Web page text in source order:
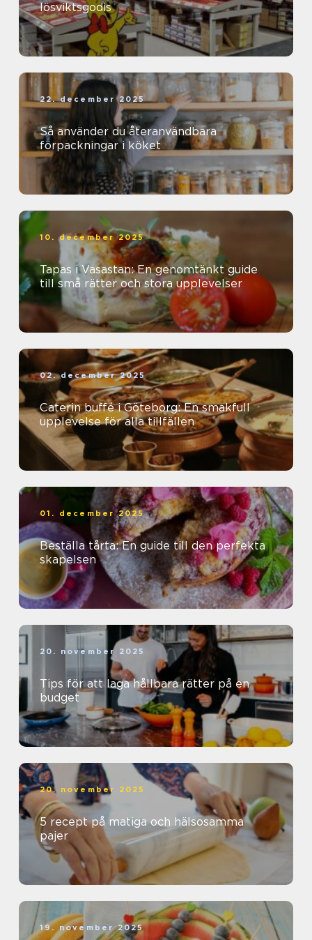
lösviktsgodis
22. december 2025
Så använder du återanvändbara
förpackningar i köket
10. december 2025
Tapas i Vasastan: En genomtänkt guide
till små rätter och stora upplevelser
02. december 2025
Caterin buffé i Göteborg: En smakfull
upplevelse för alla tillfällen
01. december 2025
Beställa tårta: En guide till den perfekta
skapelsen
20. november 2025
Tips för att laga hållbara rätter på en
budget
20. november 2025
5 recept på matiga och hälsosamma
pajer
19. november 2025